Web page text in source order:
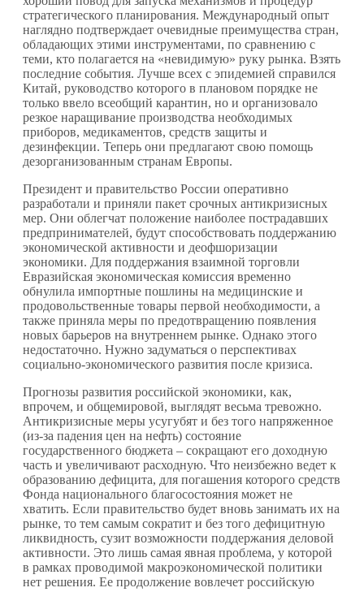
стратегического планирования. Международный опыт
наглядно подтверждает очевидные преимущества стран,
обладающих этими инструментами, по сравнению с
теми, кто полагается на «невидимую» руку рынка. Взять
последние события. Лучше всех с эпидемией справился
Китай, руководство которого в плановом порядке не
только ввело всеобщий карантин, но и организовало
резкое наращивание производства необходимых
приборов, медикаментов, средств защиты и
дезинфекции. Теперь они предлагают свою помощь
дезорганизованным странам Европы.
Президент и правительство России оперативно
разработали и приняли пакет срочных антикризисных
мер. Они облегчат положение наиболее пострадавших
предпринимателей, будут способствовать поддержанию
экономической активности и деофшоризации
экономики. Для поддержания взаимной торговли
Евразийская экономическая комиссия временно
обнулила импортные пошлины на медицинские и
продовольственные товары первой необходимости, а
также приняла меры по предотвращению появления
новых барьеров на внутреннем рынке. Однако этого
недостаточно. Нужно задуматься о перспективах
социально-экономического развития после кризиса.
Прогнозы развития российской экономики, как,
впрочем, и общемировой, выглядят весьма тревожно.
Антикризисные меры усугубят и без того напряженное
(из-за падения цен на нефть) состояние
государственного бюджета – сокращают его доходную
часть и увеличивают расходную. Что неизбежно ведет к
образованию дефицита, для погашения которого средств
Фонда национального благосостояния может не
хватить. Если правительство будет вновь занимать их на
рынке, то тем самым сократит и без того дефицитную
ликвидность, сузит возможности поддержания деловой
активности. Это лишь самая явная проблема, у которой
в рамках проводимой макроэкономической политики
нет решения. Ее продолжение вовлечет российскую